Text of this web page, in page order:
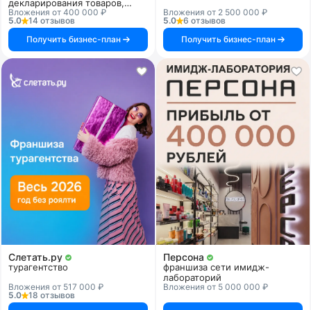
декларирования товаров,
продукции и услуг
Вложения от 400 000 ₽
5.0
14 отзывов
Получить бизнес-план
Вложения от 2 500 000 ₽
5.0
6 отзывов
Получить бизнес-план
Слетать.ру
турагентство
Вложения от 517 000 ₽
5.0
18 отзывов
Персона
франшиза сети имидж-
лабораторий
Вложения от 5 000 000 ₽